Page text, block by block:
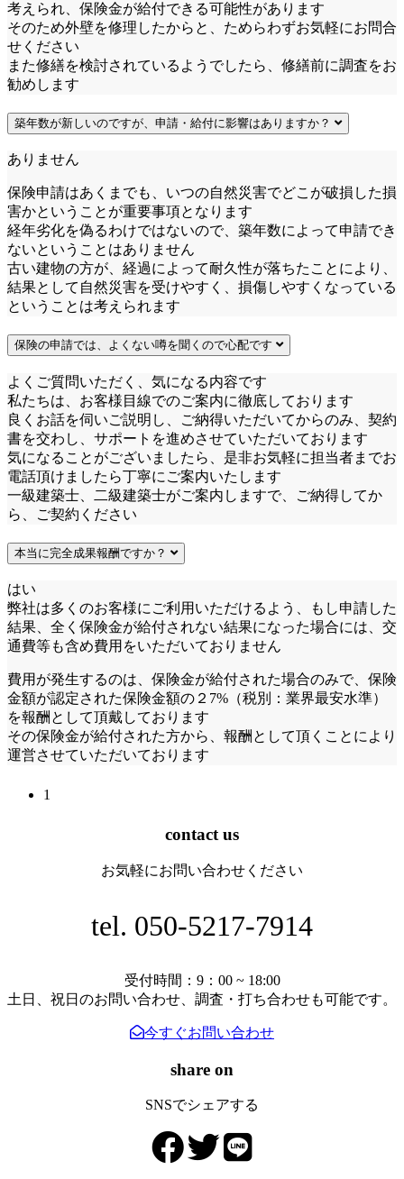
考えられ、保険金が給付できる可能性があります
そのため外壁を修理したからと、ためらわずお気軽にお問合
せください
また修繕を検討されているようでしたら、修繕前に調査をお
勧めします
築年数が新しいのですが、申請・給付に影響はありますか？
ありません
保険申請はあくまでも、いつの自然災害でどこが破損した損
害かということが重要事項となります
経年劣化を偽るわけではないので、築年数によって申請でき
ないということはありません
古い建物の方が、経過によって耐久性が落ちたことにより、
結果として自然災害を受けやすく、損傷しやすくなっている
ということは考えられます
保険の申請では、よくない噂を聞くので心配です
よくご質問いただく、気になる内容です
私たちは、お客様目線でのご案内に徹底しております
良くお話を伺いご説明し、ご納得いただいてからのみ、契約
書を交わし、サポートを進めさせていただいております
気になることがございましたら、是非お気軽に担当者までお
電話頂けましたら丁寧にご案内いたします
一級建築士、二級建築士がご案内しますで、ご納得してか
ら、ご契約ください
本当に完全成果報酬ですか？
はい
弊社は多くのお客様にご利用いただけるよう、もし申請した
結果、全く保険金が給付されない結果になった場合には、交
通費等も含め費用をいただいておりません
費用が発生するのは、保険金が給付された場合のみで、保険
金額が認定された保険金額の２7%（税別：業界最安水準）
を報酬として頂戴しております
その保険金が給付された方から、報酬として頂くことにより
運営させていただいております
ョ
1
contact us
お気軽にお問い合わせください
tel. 050-5217-7914
受付時間：9：00 ~ 18:00
土日、祝日のお問い合わせ、調査・打ち合わせも可能です。
今すぐお問い合わせ
share on
SNSでシェアする